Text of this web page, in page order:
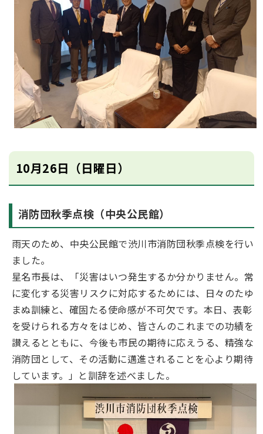
10月26日（日曜日）
消防団秋季点検（中央公民館）
雨天のため、中央公民館で渋川市消防団秋季点検を行い
ました。
星名市長は、「災害はいつ発生するか分かりません。常
に変化する災害リスクに対応するためには、日々のたゆ
まぬ訓練と、確固たる使命感が不可欠です。本日、表彰
を受けられる方々をはじめ、皆さんのこれまでの功績を
讃えるとともに、今後も市民の期待に応えうる、精強な
消防団として、その活動に邁進されることを心より期待
しています。」と訓辞を述べました。